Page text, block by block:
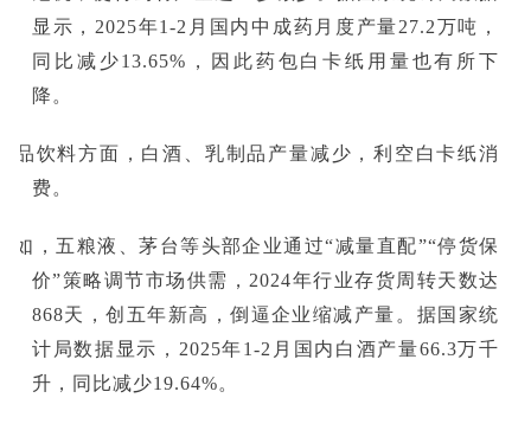
显示，2025年1-2月国内中成药月度产量27.2万吨，
同比减少13.65%，因此药包白卡纸用量也有所下
降。
品饮料方面，白酒、乳制品产量减少，利空白卡纸消
费。
如，五粮液、茅台等头部企业通过“减量直配”“停货保
价”策略调节市场供需，2024年行业存货周转天数达
868天，创五年新高，倒逼企业缩减产量‌。据国家统
计局数据显示，2025年1-2月国内白酒产量66.3万千
升，同比减少19.64%。